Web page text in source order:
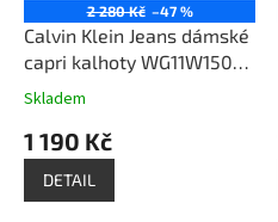
2 280 Kč –47 %
Calvin Klein Jeans dámské
capri kalhoty WG11W150
bílé
Skladem
1 190 Kč
DETAIL